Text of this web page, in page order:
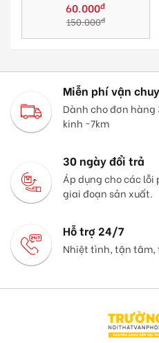
60.000đ
150.000đ
Miễn phí vận
Dành cho đơn hàng
kinh ~7km
30 ngày đổi trả
Áp dụng cho các
giai đoạn sản xuất.
Hỗ trợ 24/7
Nhiệt tình, tận tâm,